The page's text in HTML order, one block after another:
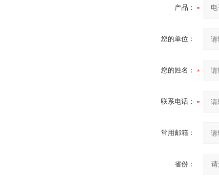
产品：
您的单位：
您的姓名：
联系电话：
常用邮箱：
省份：